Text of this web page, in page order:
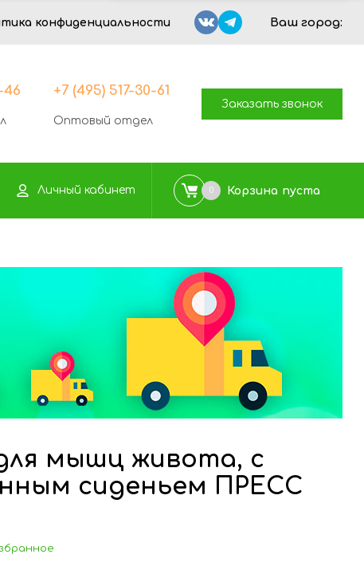
конфиденциальности Ваш город:
46 +7 (495) 517-30-61
Оптовый отдел
Заказать звонок
Личный кабинет 0 Корзина пуста
мышц живота, с
сиденьем ПРЕСС